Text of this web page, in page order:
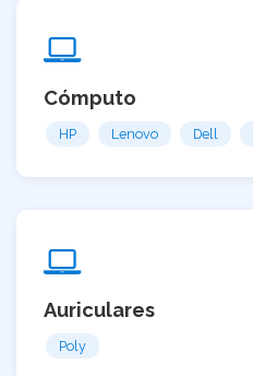
Cómputo
HP Lenovo Dell
Auriculares
Poly